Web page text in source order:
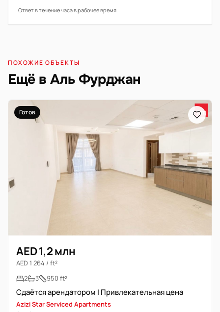
Ответ в течение часа в рабочее время.
ПОХОЖИЕ ОБЪЕКТЫ
Ещё в Аль Фурджан
Готов
AED 1,2 млн
AED 1 264 / ft²
2
3 950 ft²
Сдаётся арендатором | Привлекательная цена
Azizi Star Serviced Apartments